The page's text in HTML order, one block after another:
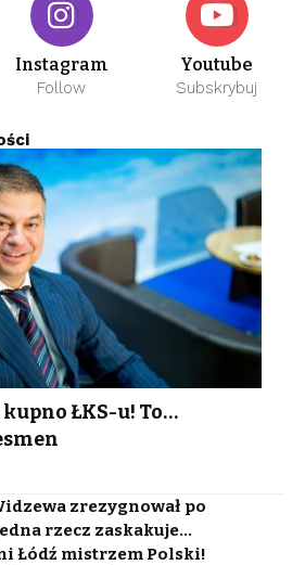
Instagram
Follow
Youtube
Subskrybuj
ŁKS-u! To…
zrezygnował po
rzecz zaskakuje…
Łódź mistrzem Polski!